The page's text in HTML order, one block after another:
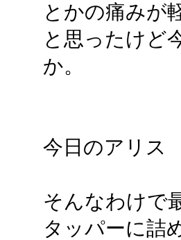
とかの痛みが
と思ったけど
か。
今日のアリス
そんなわけで
タッパーに詰